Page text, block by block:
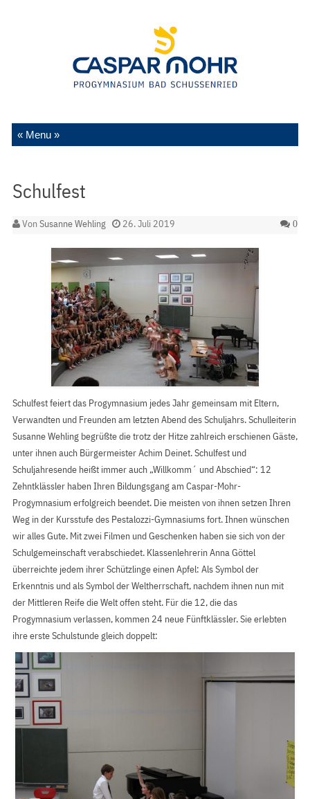
Zum Inhalt springen
Schulfest
VonSusanne Wehling 26. Juli 2019 0
Schulfest feiert das Progymnasium jedes Jahr gemeinsam mit Eltern,
Verwandten und Freunden am letzten Abend des Schuljahrs. Schulleiterin
Susanne Wehling begrüßte die trotz der Hitze zahlreich erschienen Gäste,
unter ihnen auch Bürgermeister Achim Deinet. Schulfest und
Schuljahresende heißt immer auch „Willkomm´ und Abschied“: 12
Zehntklässler haben Ihren Bildungsgang am Caspar-Mohr-
Progymnasium erfolgreich beendet. Die meisten von ihnen setzen Ihren
Weg in der Kursstufe des Pestalozzi-Gymnasiums fort. Ihnen wünschen
wir alles Gute. Mit zwei Filmen und Geschenken haben sie sich von der
Schulgemeinschaft verabschiedet. Klassenlehrerin Anna Göttel
überreichte jedem ihrer Schützlinge einen Apfel: Als Symbol der
Erkenntnis und als Symbol der Weltherrschaft, nachdem ihnen nun mit
der Mittleren Reife die Welt offen steht. Für die 12, die das
Progymnasium verlassen, kommen 24 neue Fünftklässler. Sie erlebten
ihre erste Schulstunde gleich doppelt: